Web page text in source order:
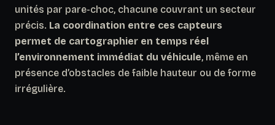
unités par pare-choc, chacune couvrant un secteur
précis. La coordination entre ces capteurs
permet de cartographier en temps réel
l’environnement immédiat du véhicule, même en
présence d’obstacles de faible hauteur ou de forme
irrégulière.